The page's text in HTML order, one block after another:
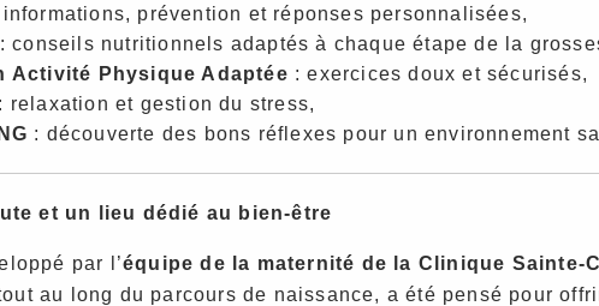
informations, prévention et réponses personnalisées,
: conseils nutritionnels adaptés à chaque étape de la
Activité Physique Adaptée : exercices doux et sécurisés,
: relaxation et gestion du stress,
: découverte des bons réflexes pour un environnement
et un lieu dédié au bien-être
par l’équipe de la maternité de la Clinique Sainte-
au long du parcours de naissance, a été pensé pour